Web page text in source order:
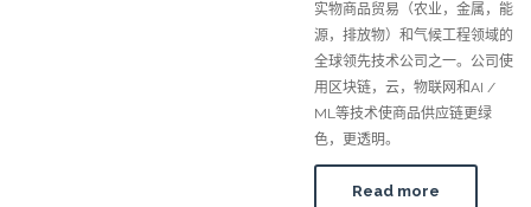
实物商品贸易（农业，金属，能
源，排放物）和气候工程领域的
全球领先技术公司之一。公司使
用区块链，云，物联网和AI /
ML等技术使商品供应链更绿
色，更透明。
Read more